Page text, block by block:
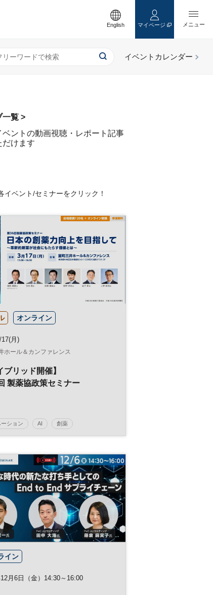
English マイページ
一覧 >
ベントの動画視聴・レポート記事
だけます
ベント/セミナーをクリック！
オンライン
17(月)
ホール＆カンファレンス
ブリッド開催】
製薬協政策セミナー
ション AI 創薬
スタートアップ DX
料 ヘルスケア ベンチャー
イン
月6日（金）14:30～16:00